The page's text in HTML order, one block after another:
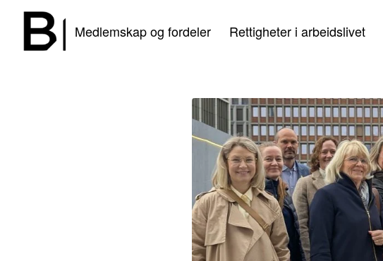
Medlemskap og fordeler Rettigheter i arbeidslivet